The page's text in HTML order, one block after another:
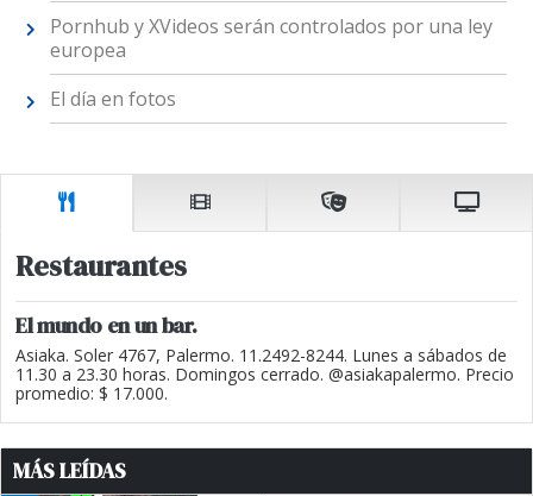
Pornhub y XVideos serán controlados por una ley
europea
El día en fotos
Restaurantes
El mundo en un bar.
Asiaka. Soler 4767, Palermo. 11.2492-8244. Lunes a sábados de
11.30 a 23.30 horas. Domingos cerrado. @asiakapalermo. Precio
promedio: $ 17.000.
MÁS LEÍDAS